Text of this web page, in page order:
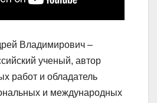
Владимирович –
ученый, автор
работ и обладатель
и международных